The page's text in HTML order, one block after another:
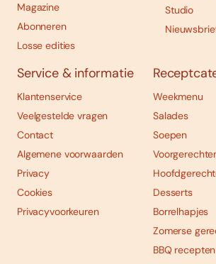
Magazine
Abonneren
Losse edities
Studio
Service & informatie
Klantenservice
Veelgestelde vragen
Contact
Algemene voorwaarden
Privacy
Cookies
Privacyvoorkeuren
Weekmenu
Salades
Soepen
Desserts
Borrelhapjes
Zomerse
BBQ recepten